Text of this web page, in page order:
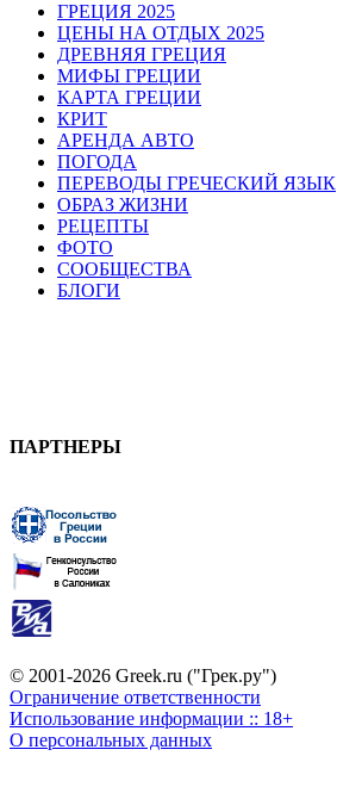
ГРЕЦИЯ 2025
ЦЕНЫ НА ОТДЫХ 2025
ДРЕВНЯЯ ГРЕЦИЯ
МИФЫ ГРЕЦИИ
КАРТА ГРЕЦИИ
КРИТ
АРЕНДА АВТО
ПОГОДА
ПЕРЕВОДЫ ГРЕЧЕСКИЙ ЯЗЫК
ОБРАЗ ЖИЗНИ
РЕЦЕПТЫ
ФОТО
СООБЩЕСТВА
БЛОГИ
ПАРТНЕРЫ
© 2001-2026 Greek.ru ("Грек.ру")
Ограничение ответственности
Использование информации :: 18+
О персональных данных